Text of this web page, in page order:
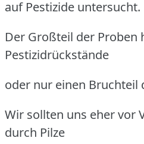
auf Pestizide untersucht.
Der Großteil der Proben
Pestizidrückstände
oder nur einen Bruchteil
Wir sollten uns eher vor
durch Pilze